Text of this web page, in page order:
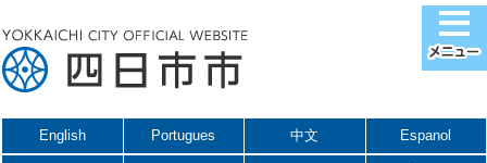
English Portugues 中文 Espanol